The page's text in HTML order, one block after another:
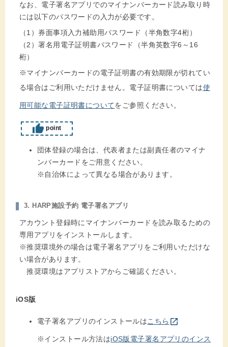
なお、電子署名アプリでのマイナンバーカード読み取り時
には以下のパスワードの入力が必要です。
（1）券面事項入力補助用パスワード（半角数字4桁）
（2）署名用電子証明書パスワード（半角英数字6～16
桁）
※マイナンバーカードの電子証明書の有効期限が切れてい
る場合はご利用いただけません。電子証明書については使
用可能な電子証明書についてをご参照ください。
point
団体登録の場合は、代表者または副責任者のマイナ
ンバーカードをご用意ください。
※自治体によって異なる場合があります。
3. HARP施設予約 電子署名アプリ
アカウント登録時にマイナンバーカードを読み取るための
専用アプリをインストールします。
※推奨環境外の場合は電子署名アプリをご利用いただけな
い場合があります。
推奨環境はアプリストアからご確認ください。
iOS版
電子署名アプリのインストールはこちら open_in_new
※インストール方法はiOS版電子署名アプリのインス